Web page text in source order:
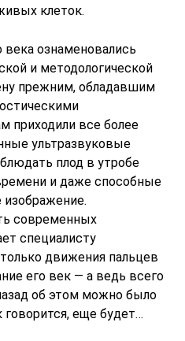
клеток.
ознаменовались
и методологической
прежним, обладавшим
приходили все более
ультразвуковые
плод в утробе
и даже способные
изображение.
современных
специалисту
движения пальцев
его век — а ведь всего
об этом можно было
говорится, еще будет…